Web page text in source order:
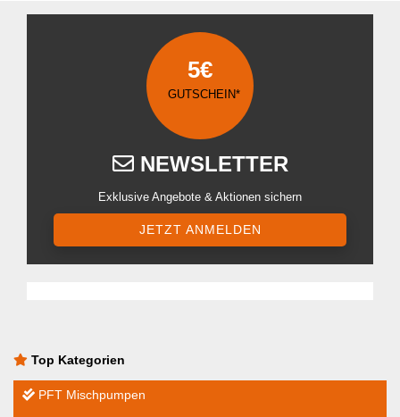
5€
GUTSCHEIN*
NEWSLETTER
Exklusive Angebote & Aktionen sichern
JETZT ANMELDEN
Top Kategorien
PFT Mischpumpen